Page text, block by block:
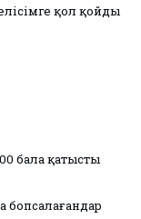
қол қойды
бала қатысты
бопсалағандар